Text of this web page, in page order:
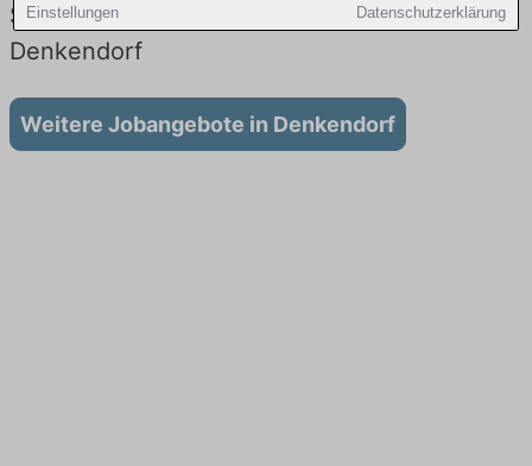
Einstellungen Datenschutzerklärung
Stellenangebote für Ausbildung in
Denkendorf
Weitere Jobangebote in Denkendorf